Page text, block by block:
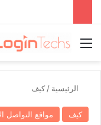
القائمة
الرئيسية /كيف
كيف مواقع التواصل